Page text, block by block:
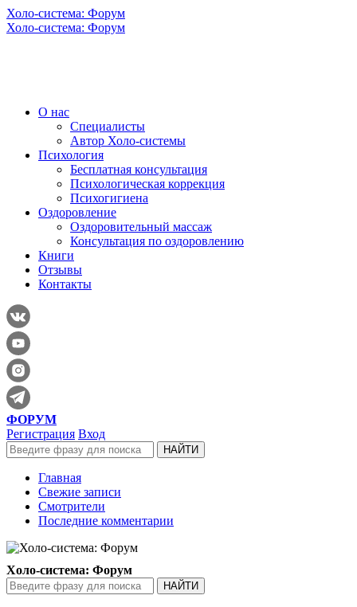
Холо-система: Форум
Холо-система: Форум
О нас
Специалисты
Автор Холо-системы
Психология
Бесплатная консультация
Психологическая коррекция
Психогигиена
Оздоровление
Оздоровительный массаж
Консультация по оздоровлению
Книги
Отзывы
Контакты
ФОРУМ
Регистрация Вход
Главная
Свежие записи
Смотрители
Последние комментарии
Холо-система: Форум